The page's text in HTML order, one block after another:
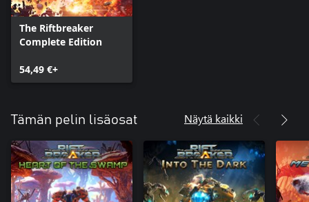
The Riftbreaker
Complete Edition
54,49 €+
Tämän pelin lisäosat Näytä kaikki